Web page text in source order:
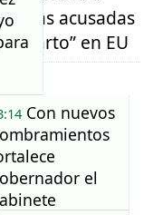
acusadas
parto” en EU
Con nuevos
el